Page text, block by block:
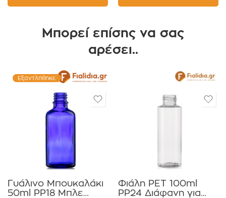
Μπορεί επίσης να σας
αρέσει..
Εξαντλήθηκε
Γυάλινο Μπουκαλάκι
50ml PP18 Μπλε
Φιάλη PET 100ml
PP24 Διάφανη για